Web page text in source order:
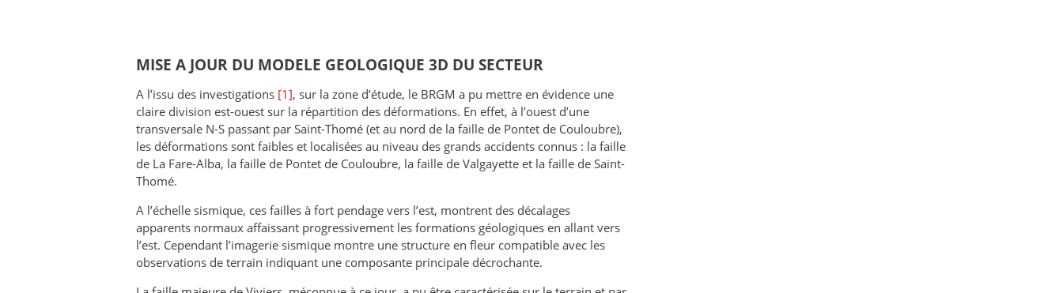
MISE A JOUR DU MODELE GEOLOGIQUE 3D DU SECTEUR
A l’issu des investigations [1], sur la zone d’étude, le BRGM a pu mettre en évidence une
claire division est-ouest sur la répartition des déformations. En effet, à l’ouest d’une
transversale N-S passant par Saint-Thomé (et au nord de la faille de Pontet de Couloubre),
les déformations sont faibles et localisées au niveau des grands accidents connus : la faille
de La Fare-Alba, la faille de Pontet de Couloubre, la faille de Valgayette et la faille de Saint-
Thomé.
A l’échelle sismique, ces failles à fort pendage vers l’est, montrent des décalages
apparents normaux affaissant progressivement les formations géologiques en allant vers
l’est. Cependant l’imagerie sismique montre une structure en fleur compatible avec les
observations de terrain indiquant une composante principale décrochante.